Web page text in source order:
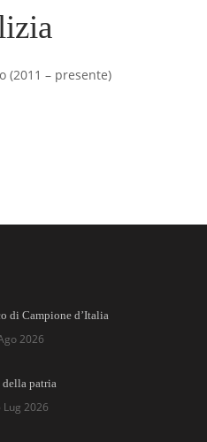
(2011 – presente)
di Campione d’Italia
2026
della patria
Lug 2026